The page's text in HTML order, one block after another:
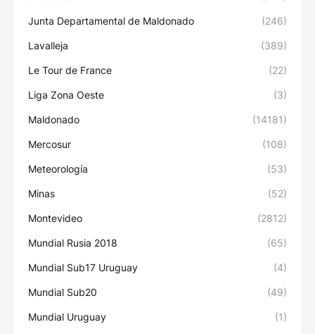
Junta Departamental de Maldonado (246)
Lavalleja (389)
Le Tour de France (22)
Liga Zona Oeste (3)
Maldonado (14181)
Mercosur (108)
Meteorología (53)
Minas (52)
Montevideo (2812)
Mundial Rusia 2018 (65)
Mundial Sub17 Uruguay (4)
Mundial Sub20 (49)
Mundial Uruguay (1)